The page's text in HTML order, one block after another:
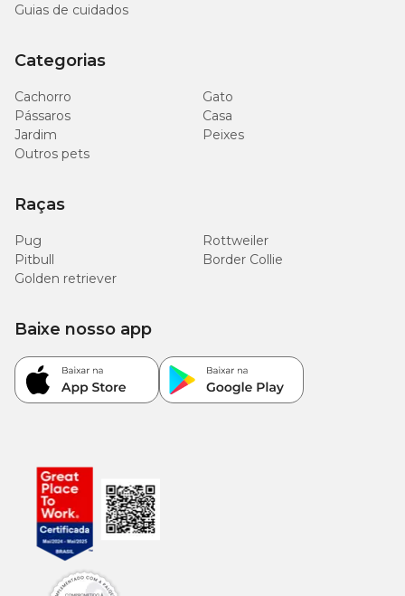
Guias de cuidados
Categorias
Cachorro
Gato
Pássaros
Casa
Jardim
Peixes
Outros pets
Raças
Pug
Rottweiler
Pitbull
Border Collie
Golden retriever
Baixe nosso app